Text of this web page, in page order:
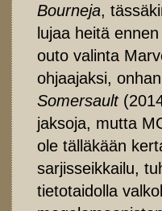
Bourneja,
lujaa heitä
outo valinta
ohjaajaksi,
Somersault
jaksoja, mutta
ole tälläkään
sarjisseikkailu,
tietotaidolla